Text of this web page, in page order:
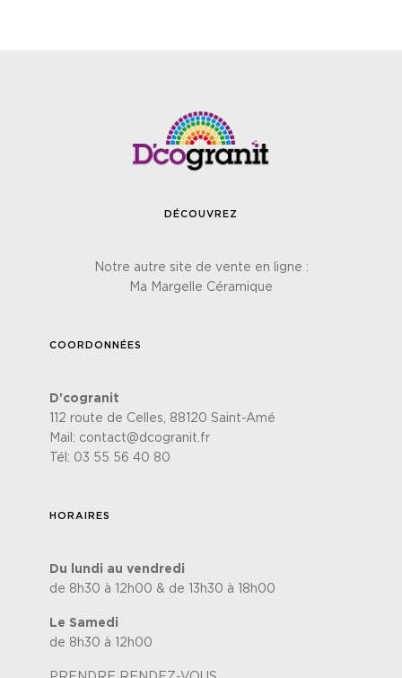
DÉCOUVREZ
Notre autre site de vente en ligne :
Ma Margelle Céramique
COORDONNÉES
D'cogranit
112 route de Celles, 88120 Saint-Amé
Mail: contact@dcogranit.fr
Tél: 03 55 56 40 80
HORAIRES
Du lundi au vendredi
de 8h30 à 12h00 & de 13h30 à 18h00
Le Samedi
de 8h30 à 12h00